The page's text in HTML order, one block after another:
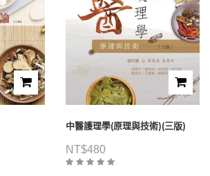
中醫護理學(原理與技術)(三版)
NT$480